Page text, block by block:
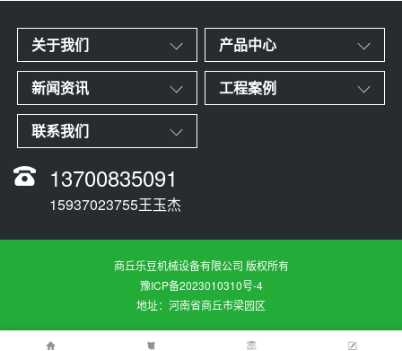
关于我们 产品中心
新闻资讯 工程案例
联系我们
13700835091
15937023755王玉杰
商丘乐豆机械设备有限公司 版权所有
豫ICP备2023010310号-4
地址：河南省商丘市梁园区